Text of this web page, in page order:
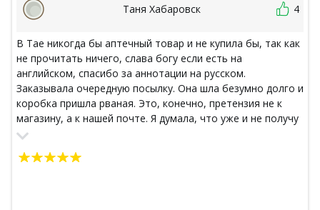
Таня Хабаровск 4
В Тае никогда бы аптечный товар и не купила бы, так как
не прочитать ничего, слава богу если есть на
английском, спасибо за аннотации на русском.
Заказывала очередную посылку. Она шла безумно долго и
коробка пришла рваная. Это, конечно, претензия не к
магазину, а к нашей почте. Я думала, что уже и не получу
ее, но как ни странно, в посылке было все. Спасибо